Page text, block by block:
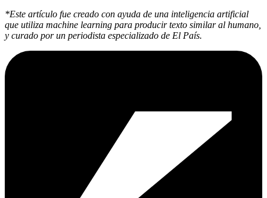
*Este artículo fue creado con ayuda de una inteligencia artificial
que utiliza machine learning para producir texto similar al humano,
y curado por un periodista especializado de El País.